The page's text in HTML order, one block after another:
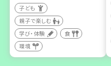
2026年
9月16日(水)
子ども
親子で楽しむ
学び・体験
食
環境